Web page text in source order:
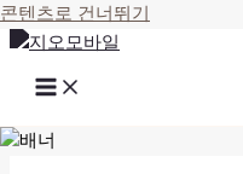
콘텐츠로 건너뛰기